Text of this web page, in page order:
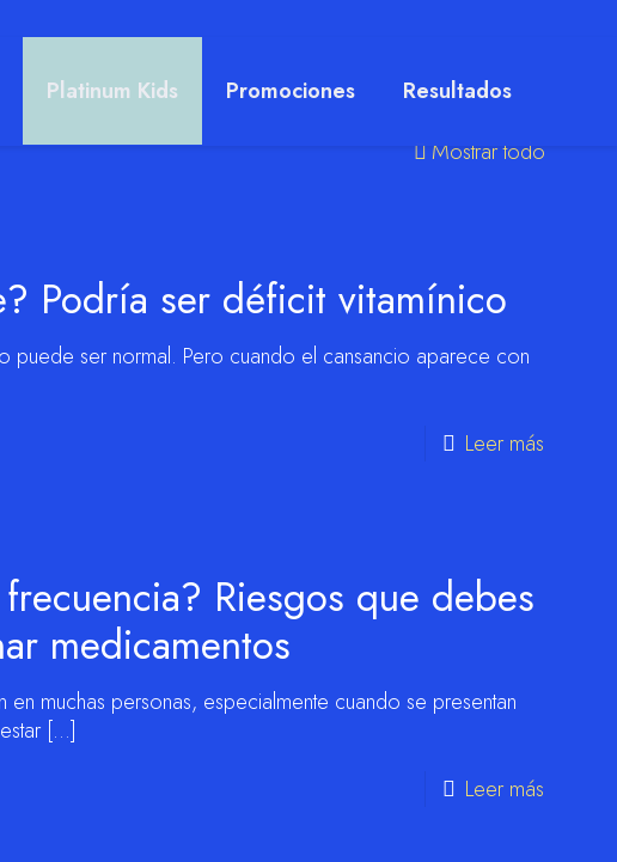
Platinum Kids Promociones
Resultados
Mostrar todo
Podría ser déficit vitamínico
puede ser normal. Pero cuando el cansancio aparece con
Leer más
Riesgos que debes
medicamentos
muchas personas, especialmente cuando se presentan
[…]
Leer más